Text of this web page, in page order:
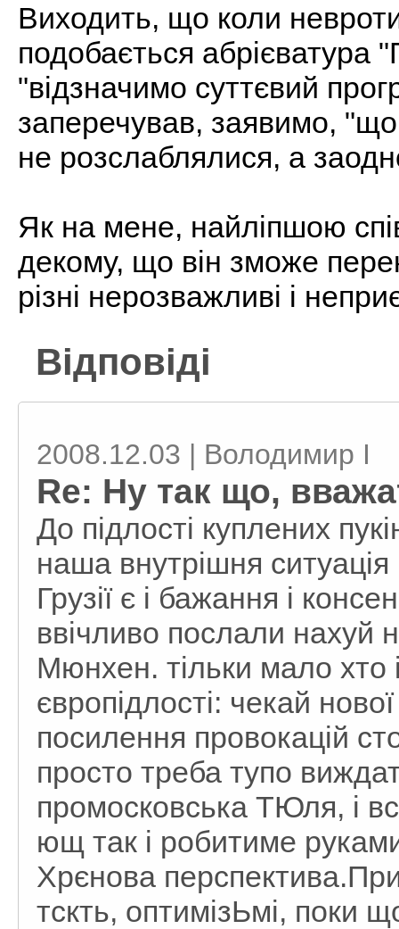
Виходить, що коли
подобається
"відзначимо суттєвий
заперечував, заявимо,
не розслаблялися, а
Як на мене, найліпшою
декому, що він зможе
різні нерозважливі і
Відповіді
2008.12.03 | Володимир I
Re: Ну так що,
До підлості куплених
наша внутрішня
Грузії є і бажання і
ввічливо послали нахуй
Мюнхен. тільки мало хто
європідлості: чекай
посилення провокацій
просто треба тупо
промосковська ТЮля, і
ющ так і робитиме
Хрєнова
тскть, оптимізЬмі, поки